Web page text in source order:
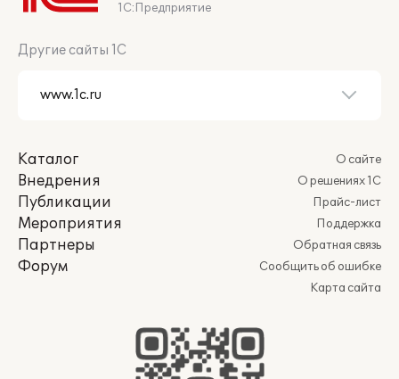
1С:Предприятие
Другие сайты 1С
Каталог
Внедрения
Публикации
Мероприятия
Партнеры
Форум
О сайте
О решениях 1С
Прайс-лист
Поддержка
Обратная связь
Сообщить об ошибке
Карта сайта